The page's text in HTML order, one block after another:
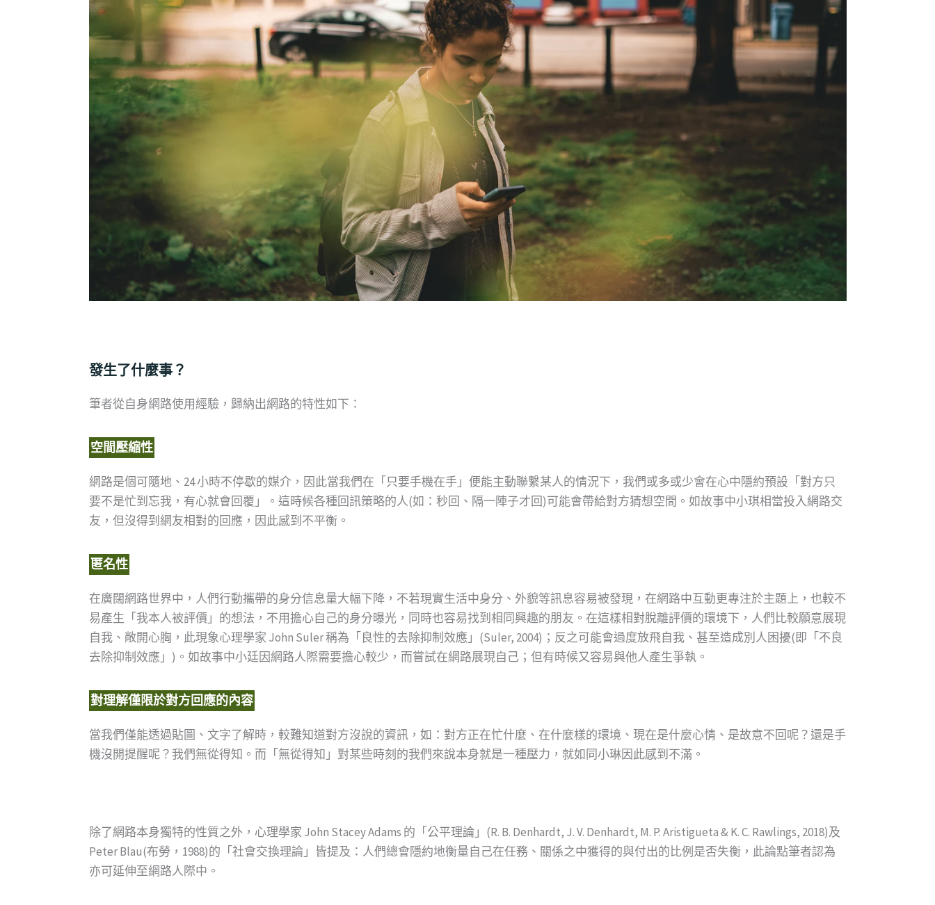
發生了什麼事？
筆者從自身網路使用經驗，歸納出網路的特性如下：
空間壓縮性
網路是個可隨地、24 小時不停歇的媒介，因此當我們在「只要手機在手」便能主動聯繫某人的情況下，我們或多或少會在心中隱約預設「對方只
要不是忙到忘我，有心就會回覆」。這時候各種回訊策略的人(如：秒回、隔一陣子才回)可能會帶給對方猜想空間。如故事中小琪相當投入網路交
友，但沒得到網友相對的回應，因此感到不平衡。
匿名性
在廣闊網路世界中，人們行動攜帶的身分信息量大幅下降，不若現實生活中身分、外貌等訊息容易被發現，在網路中互動更專注於主題上，也較不
易產生「我本人被評價」的想法，不用擔心自己的身分曝光，同時也容易找到相同興趣的朋友。在這樣相對脫離評價的環境下，人們比較願意展現
自我、敞開心胸，此現象心理學家 John Suler 稱為「良性的去除抑制效應」(Suler, 2004)；反之可能會過度放飛自我、甚至造成別人困擾(即「不良
去除抑制效應」)。如故事中小廷因網路人際需要擔心較少，而嘗試在網路展現自己；但有時候又容易與他人產生爭執。
對理解僅限於對方回應的內容
當我們僅能透過貼圖、文字了解時，較難知道對方沒說的資訊，如：對方正在忙什麼、在什麼樣的環境、現在是什麼心情、是故意不回呢？還是手
機沒開提醒呢？我們無從得知。而「無從得知」對某些時刻的我們來說本身就是一種壓力，就如同小琳因此感到不滿。
除了網路本身獨特的性質之外，心理學家 John Stacey Adams 的「公平理論」(R. B. Denhardt, J. V. Denhardt, M. P. Aristigueta & K. C. Rawlings, 2018)及
Peter Blau(布勞，1988)的「社會交換理論」皆提及：人們總會隱約地衡量自己在任務、關係之中獲得的與付出的比例是否失衡，此論點筆者認為
亦可延伸至網路人際中。